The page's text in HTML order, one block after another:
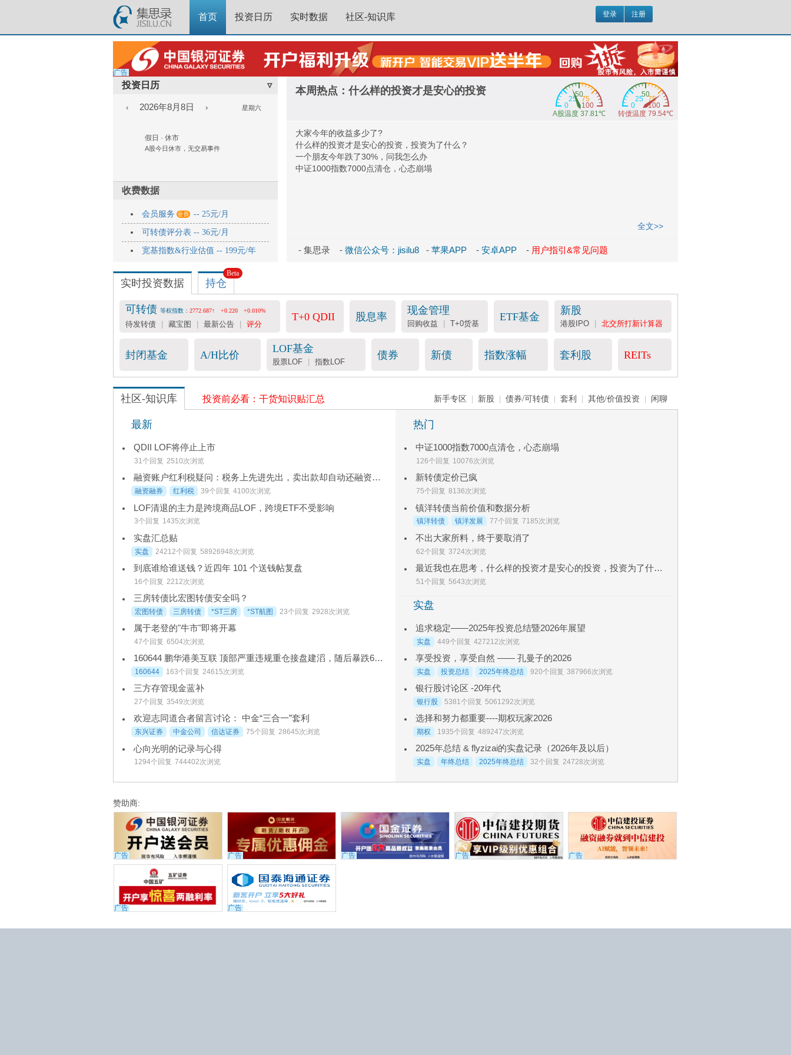
首页 投资日历 实时数据 社区-知识库 登录 注册
广告
投资日历 ▿
‹ 2026年8月8日 › 星期六
假日 · 休市
A股今日休市，无交易事件
收费数据
会员服务  -- 25元/月
可转债评分表 -- 36元/月
宽基指数&行业估值 -- 199元/年
本周热点：什么样的投资才是安心的投资
大家今年的收益多少了?
什么样的投资才是安心的投资，投资为了什么？
一个朋友今年跌了30%，问我怎么办
中证1000指数7000点清仓，心态崩塌
全文>>
- 集思录 - 微信公众号：jisilu8 - 苹果APP - 安卓APP - 用户指引&常见问题
实时投资数据 持仓
Beta
可转债 等权指数： 2772.687↑ +0.220 +0.010%
待发转债 藏宝图 最新公告 评分
T+0 QDII 股息率
现金管理
回购收益 | T+0货基
ETF基金
新股
港股IPO | 北交所打新计算器
封闭基金 A/H比价
LOF基金
股票LOF | 指数LOF
债券 新债 指数涨幅 套利股 REITs
社区-知识库 投资前必看：干货知识贴汇总 新手专区 新股 债券/可转债 套利 其他/价值投资 闲聊
最新
QDII LOF将停止上市
31个回复 2510次浏览
融资账户红利税疑问：税务上先进先出，卖出款却自动还融资，两者矛盾吗？
融资融券 红利税 39个回复 4100次浏览
LOF清退的主力是跨境商品LOF，跨境ETF不受影响
3个回复 1435次浏览
实盘汇总贴
实盘 24212个回复 58926948次浏览
到底谁给谁送钱？近四年 101 个送钱帖复盘
16个回复 2212次浏览
三房转债比宏图转债安全吗？
宏图转债 三房转债 *ST三房 *ST航图 23个回复 2928次浏览
属于老登的"牛市"即将开幕
47个回复 6504次浏览
160644 鹏华港美互联 顶部严重违规重仓接盘建滔，随后暴跌60%！涉嫌老鼠仓利益输送！
160644 163个回复 24615次浏览
三方存管现金蓝补
27个回复 3549次浏览
欢迎志同道合者留言讨论： 中金“三合一”套利
东兴证券 中金公司 信达证券 75个回复 28645次浏览
心向光明的记录与心得
1294个回复 744402次浏览
热门
中证1000指数7000点清仓，心态崩塌
126个回复 10076次浏览
新转债定价已疯
75个回复 8136次浏览
镇洋转债当前价值和数据分析
镇洋转债 镇洋发展 77个回复 7185次浏览
不出大家所料，终于要取消了
62个回复 3724次浏览
最近我也在思考，什么样的投资才是安心的投资，投资为了什么？
51个回复 5643次浏览
实盘
追求稳定——2025年投资总结暨2026年展望
实盘 449个回复 427212次浏览
享受投资，享受自然 —— 孔曼子的2026
实盘 投资总结 2025年终总结 920个回复 387966次浏览
银行股讨论区 -20年代
银行股 5381个回复 5061292次浏览
选择和努力都重要----期权玩家2026
期权 1935个回复 489247次浏览
2025年总结 & flyzizai的实盘记录（2026年及以后）
实盘 年终总结 2025年终总结 32个回复 24728次浏览
赞助商:
广告 广告 广告 广告 广告
广告 广告